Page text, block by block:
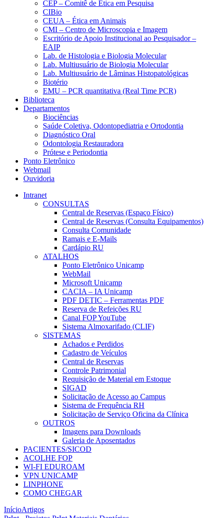
CEP – Comitê de Ética em Pesquisa
CIBio
CEUA – Ética em Animais
CMI – Centro de Microscopia e Imagem
Escritório de Apoio Institucional ao Pesquisador –
EAIP
Lab. de Histologia e Biologia Molecular
Lab. Multiusuário de Biologia Molecular
Lab. Multiusuário de Lâminas Histopatológicas
Biotério
EMU – PCR quantitativa (Real Time PCR)
Biblioteca
Departamentos
Biociências
Saúde Coletiva, Odontopediatria e Ortodontia
Diagnóstico Oral
Odontologia Restauradora
Prótese e Periodontia
Ponto Eletrônico
Webmail
Ouvidoria
Intranet
CONSULTAS
Central de Reservas (Espaço Físico)
Central de Reservas (Consulta Equipamentos)
Consulta Comunidade
Ramais e E-Mails
Cardápio RU
ATALHOS
Ponto Eletrônico Unicamp
WebMail
Microsoft Unicamp
CACIA – IA Unicamp
PDF DETIC – Ferramentas PDF
Reserva de Refeições RU
Canal FOP YouTube
Sistema Almoxarifado (CLIF)
SISTEMAS
Achados e Perdidos
Cadastro de Veículos
Central de Reservas
Controle Patrimonial
Requisição de Material em Estoque
SIGAD
Solicitação de Acesso ao Campus
Sistema de Frequência RH
Solicitação de Serviço Oficina da Clínica
OUTROS
Imagens para Downloads
Galeria de Aposentados
PACIENTES/SICOD
ACOLHE FOP
WI-FI EDUROAM
VPN UNICAMP
LINPHONE
COMO CHEGAR
InícioArtigos